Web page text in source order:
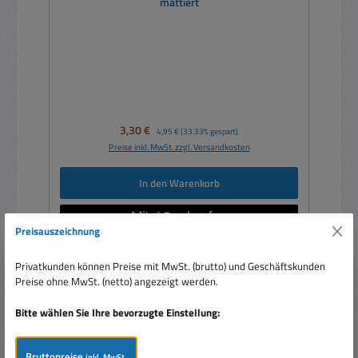
Verkaufspreis:
3,30 € Regulärer Preis:
4,95 € (33.33% gespart)
Preise inkl. MwSt. zzgl. Versandkosten
In den Warenkorb
%Rabatt
Preisauszeichnung
Privatkunden können Preise mit MwSt. (brutto) und Geschäftskunden
Preise ohne MwSt. (netto) angezeigt werden.
Bitte wählen Sie Ihre bevorzugte Einstellung: